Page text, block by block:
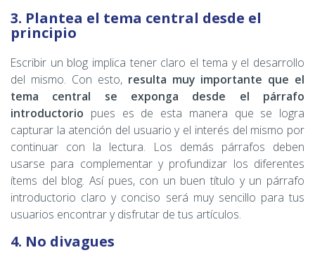
3. Plantea el tema central desde el
principio
Escribir un blog implica tener claro el tema y el desarrollo
del mismo. Con esto, resulta muy importante que el
tema central se exponga desde el párrafo
introductorio pues es de esta manera que se logra
capturar la atención del usuario y el interés del mismo por
continuar con la lectura. Los demás párrafos deben
usarse para complementar y profundizar los diferentes
ítems del blog. Así pues, con un buen título y un párrafo
introductorio claro y conciso será muy sencillo para tus
usuarios encontrar y disfrutar de tus artículos.
4. No divagues